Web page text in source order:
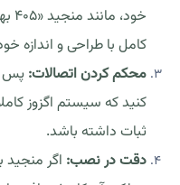
کامل با طراحی و اندازه
محکم کردن اتصالات:پس
کنید که سیستم اگزوز
ثبات داشته باشد.
دقت در نصب: اگر